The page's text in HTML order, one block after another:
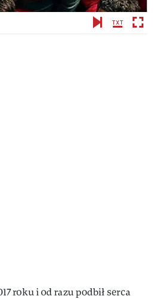
roku i od razu podbił serca